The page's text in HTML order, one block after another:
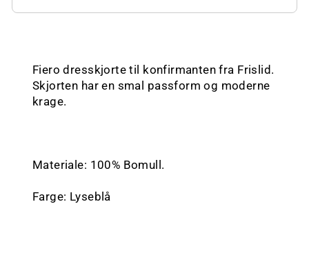
Fiero dresskjorte til konfirmanten fra Frislid.
Skjorten har en smal passform og moderne
krage.
Materiale: 100% Bomull.
Farge: Lyseblå